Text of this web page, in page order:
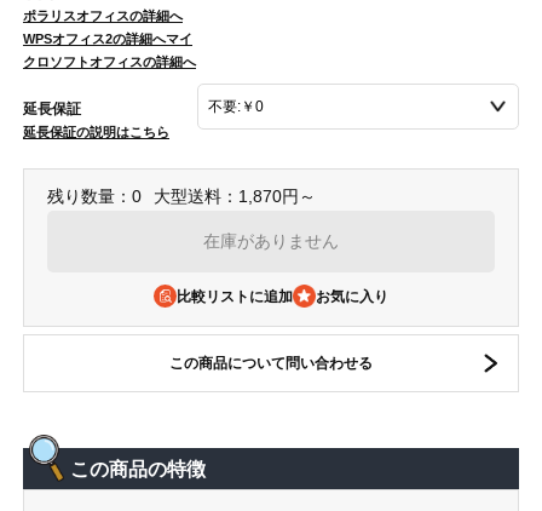
ポラリスオフィスの詳細へ
WPSオフィス2の詳細へマイ
クロソフトオフィスの詳細へ
延長保証
延長保証の説明はこちら
残り数量：0 大型送料：1,870円～
在庫がありません
比較リストに追加
この商品について問い合わせる
この商品の特徴